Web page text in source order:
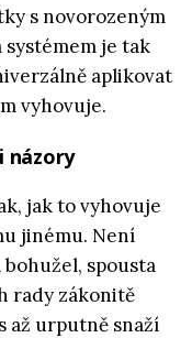
s novorozeným
je tak
aplikovat
vyhovuje.
názory
jak to vyhovuje
jinému. Není
spousta
rady zákonitě
až urputně snaží